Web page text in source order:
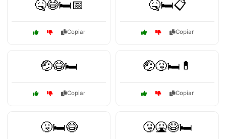
🤒😷🛏️📅
Copiar
🤒🛏️📋
Copiar
🤕😷🛏️
Copiar
🤕🤧🛏️💊
Copiar
🤧🛏️😷 🤧🤮😷🛏️